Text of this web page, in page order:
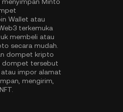
Wallet atau
terkemuka
membeli atau
secara mudah.
dompet kripto
dompet tersebut
impor alamat
mengirim,